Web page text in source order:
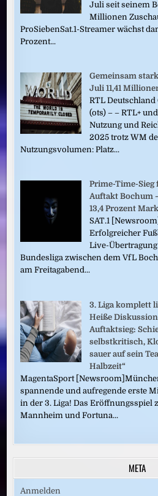
Juli seit seinem
Millionen
ProSiebenSat.1-Streamer wächst
Prozent...
Gemeinsam
Juli 11,41
RTL
(ots) – – RTL+
Nutzung und
2025 trotz WM
Nutzungsvolumen: Platz...
Prime-Time-Sieg
Auftakt Bochum
13,4 Prozent
SAT.1
Erfolgreicher
Live-
Bundesliga zwischen dem VfL
am Freitagabend...
3. Liga komplett
Heiße
Auftaktsieg:
selbstkritisch,
sauer auf sein
Halbzeit“
MagentaSport
spannende und aufregende erste
in der 3. Liga! Das Eröffnungsspiel
Mannheim und Fortuna...
META
Anmelden